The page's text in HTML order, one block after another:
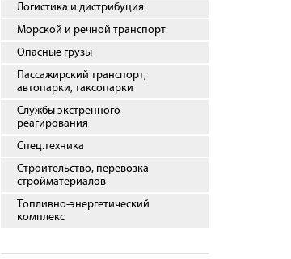
Логистика и дистрибуция
Морской и речной транспорт
Опасные грузы
Пассажирский транспорт,
автопарки, таксопарки
Службы экстренного
реагирования
Спец.техника
Строительство, перевозка
стройматериалов
Топливно-энергетический
комплекс